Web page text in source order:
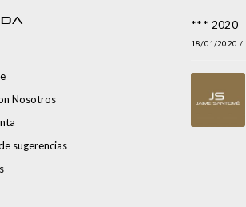
Nosotros
sugerencias
*** 2020
18/01/2020 /